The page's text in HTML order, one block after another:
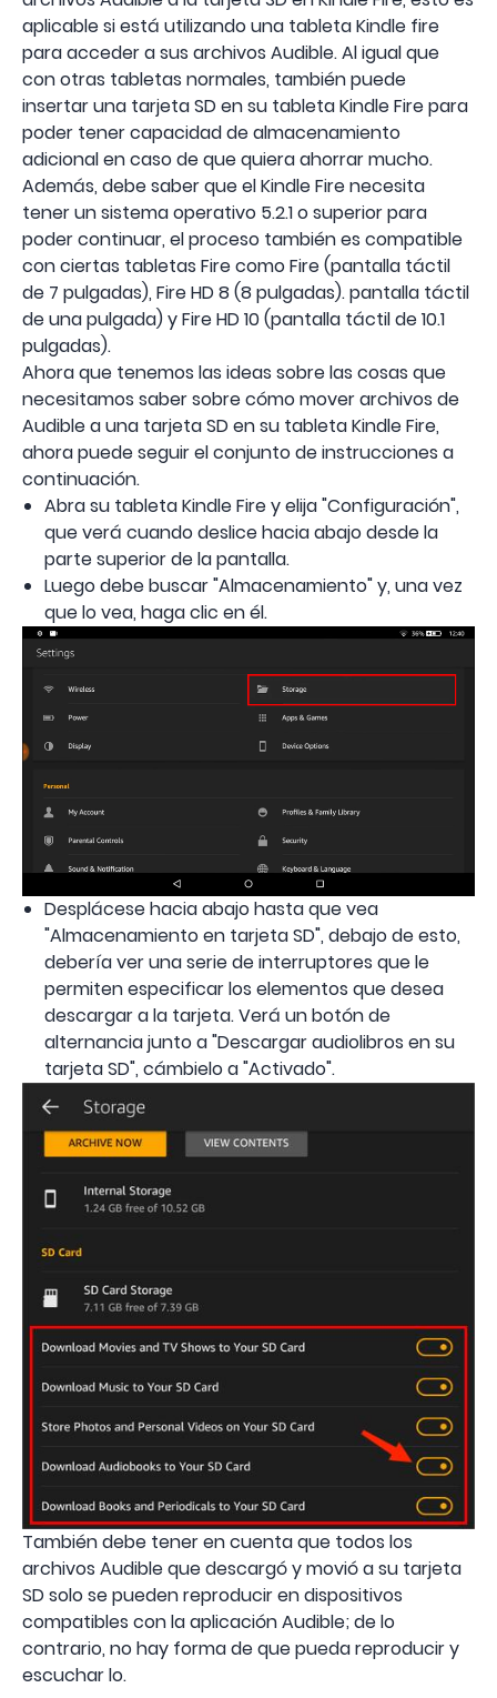
aplicable si está utilizando una tableta Kindle fire
para acceder a sus archivos Audible. Al igual que
con otras tabletas normales, también puede
insertar una tarjeta SD en su tableta Kindle Fire para
poder tener capacidad de almacenamiento
adicional en caso de que quiera ahorrar mucho.
Además, debe saber que el Kindle Fire necesita
tener un sistema operativo 5.2.1 o superior para
poder continuar, el proceso también es compatible
con ciertas tabletas Fire como Fire (pantalla táctil
de 7 pulgadas), Fire HD 8 (8 pulgadas). pantalla táctil
de una pulgada) y Fire HD 10 (pantalla táctil de 10.1
pulgadas).
Ahora que tenemos las ideas sobre las cosas que
necesitamos saber sobre cómo mover archivos de
Audible a una tarjeta SD en su tableta Kindle Fire,
ahora puede seguir el conjunto de instrucciones a
continuación.
Abra su tableta Kindle Fire y elija "Configuración",
que verá cuando deslice hacia abajo desde la
parte superior de la pantalla.
Luego debe buscar "Almacenamiento" y, una vez
que lo vea, haga clic en él.
Desplácese hacia abajo hasta que vea
"Almacenamiento en tarjeta SD", debajo de esto,
debería ver una serie de interruptores que le
permiten especificar los elementos que desea
descargar a la tarjeta. Verá un botón de
alternancia junto a "Descargar audiolibros en su
tarjeta SD", cámbielo a "Activado".
También debe tener en cuenta que todos los
archivos Audible que descargó y movió a su tarjeta
SD solo se pueden reproducir en dispositivos
compatibles con la aplicación Audible; de ​​lo
contrario, no hay forma de que pueda reproducir y
escuchar lo.